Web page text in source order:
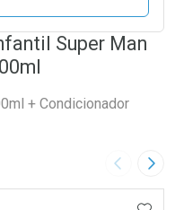
Super Man
+ Condicionador
Imagem